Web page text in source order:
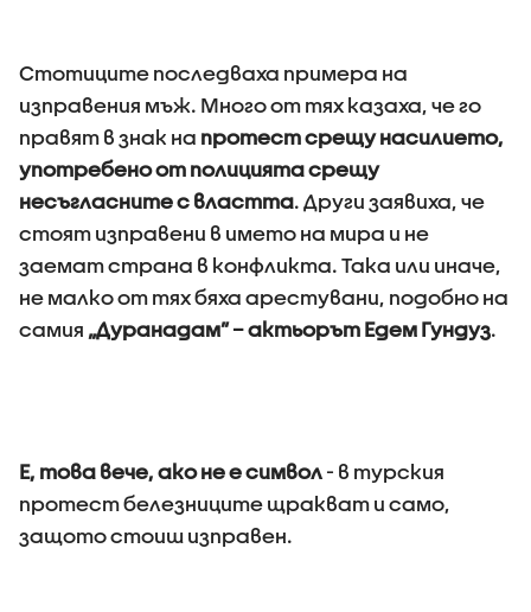
Стотиците последваха примера на
изправения мъж. Много от тях казаха, че го
правят в знак на протест срещу насилието,
употребено от полицията срещу
несъгласните с властта. Други заявиха, че
стоят изправени в името на мира и не
заемат страна в конфликта. Така или иначе,
не малко от тях бяха арестувани, подобно на
самия „Дуранадам” – актьорът Едем Гундуз.
Е, това вече, ако не е символ - в турския
протест белезниците щракват и само,
защото стоиш изправен.